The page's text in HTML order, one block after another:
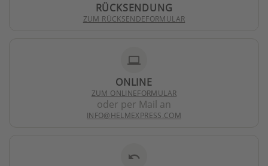
RÜCKSENDUNG
ZUM RÜCKSENDEFORMULAR
laptop
ONLINE
ZUM ONLINEFORMULAR
oder per Mail an
INFO@HELMEXPRESS.COM
undo